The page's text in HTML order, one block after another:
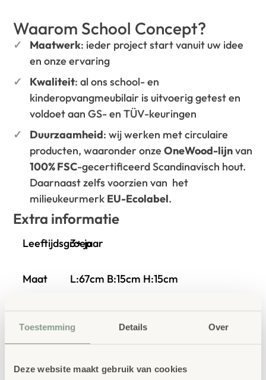
Toestemming Details Over
Deze website maakt gebruik van cookies
Waarom School Concept?
Maatwerk: ieder project start vanuit uw idee
en onze ervaring
Kwaliteit: al ons school- en
kinderopvangmeubilair is uitvoerig getest en
voldoet aan GS- en TÜV-keuringen
Duurzaamheid: wij werken met circulaire
producten, waaronder onzeOneWood-lijnvan
100% FSC-gecertificeerd Scandinavisch hout.
Daarnaast zelfs voorzien van het
milieukeurmerk EU-Ecolabel.
Extra informatie
Leeftijdsgroep
3+ jaar
Maat L:67cm B:15cm H:15cm
MateriaalStaal